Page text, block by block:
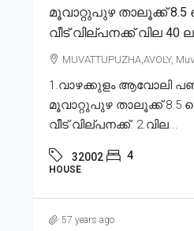
മൂവാറ്റുപുഴ താലൂക്ക് 8.5
വീട് വില്പനക്ക് വില 40
MUVATTUPUZHA,AVOLY,
1.വാഴക്കുളം ആവോലി
മൂവാറ്റുപുഴ താലൂക്ക് 8.5
വീട് വില്പനക്ക്. 2.വില...
32002 4
HOUSE
57 years ago